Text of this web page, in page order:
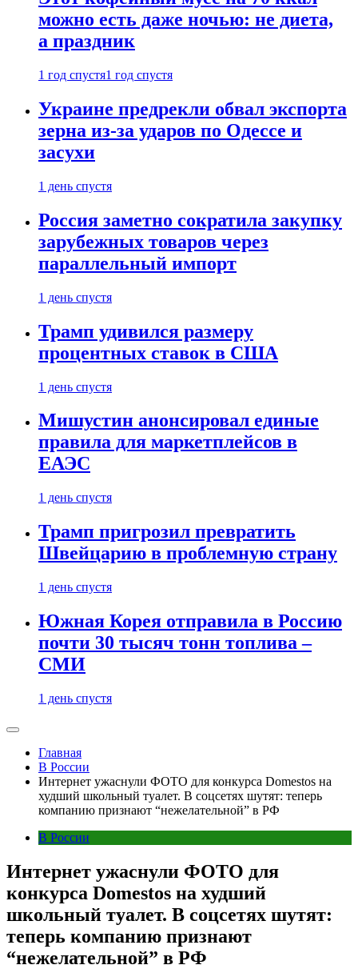
можно есть даже ночью: не диета,
а праздник
1 год спустя1 год спустя
Украине предрекли обвал экспорта
зерна из-за ударов по Одессе и
засухи
1 день спустя
Россия заметно сократила закупку
зарубежных товаров через
параллельный импорт
1 день спустя
Трамп удивился размеру
процентных ставок в США
1 день спустя
Мишустин анонсировал единые
правила для маркетплейсов в
ЕАЭС
1 день спустя
Трамп пригрозил превратить
Швейцарию в проблемную страну
1 день спустя
Южная Корея отправила в Россию
почти 30 тысяч тонн топлива –
СМИ
1 день спустя
Главная
В России
Интернет ужаснули ФОТО для конкурса Domestos на
худший школьный туалет. В соцсетях шутят: теперь
компанию признают “нежелательной” в РФ
В России
Интернет ужаснули ФОТО для
конкурса Domestos на худший
школьный туалет. В соцсетях шутят:
теперь компанию признают
“нежелательной” в РФ